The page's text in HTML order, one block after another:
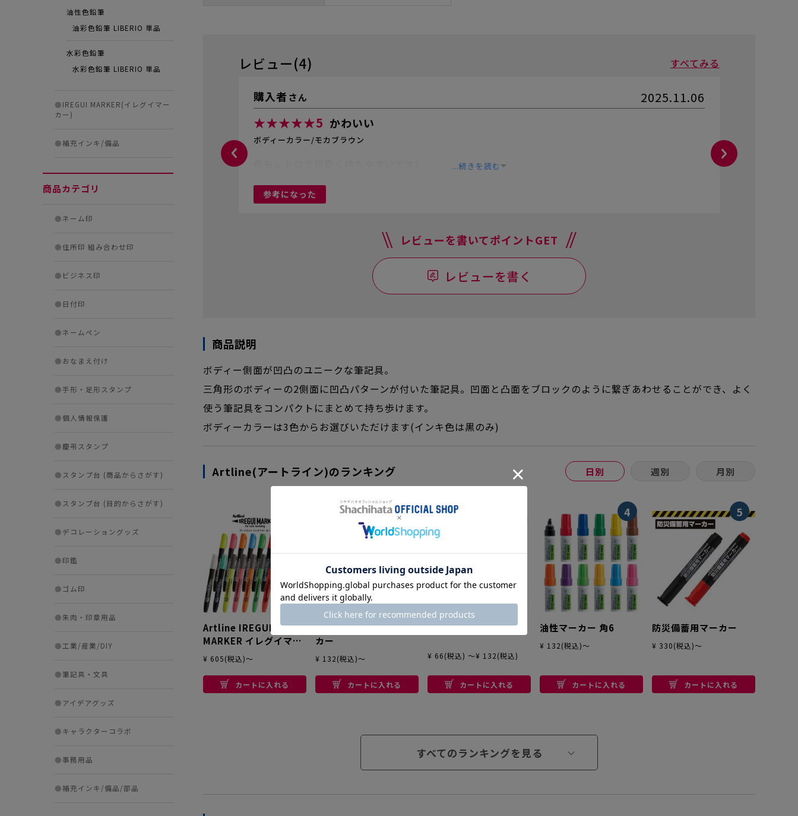
油性色鉛筆
油彩色鉛筆 LIBERIO 単品
水彩色鉛筆
水彩色鉛筆 LIBERIO 単品
●IREGUI MARKER(イレグイマー
カー)
●補充インキ/備品
商品カテゴリ
●ネーム印
●住所印 組み合わせ印
● ビジネス印
● 日付印
●ネームペン
●おなまえ付け
●手形・足形スタンプ
●個人情報保護
●慶弔スタンプ
● スタンプ台 (商品からさがす)
● スタンプ台 (目的からさがす)
●デコレーショングッズ
●印鑑
●ゴム印
●朱肉・印章用品
●工業/産業/DIY
●筆記具・文具
●アイデアグッズ
●キャラクターコラボ
●事務用品
●補充インキ/備品/部品
レビュー(4) すべてみる
購入者 さん
2025.11.06
★★★★★5 かわいい
ボディーカラー/モカブラウン
...続きを読む
参考になった
レビューを書いてポイントGET
レビューを書く
商品説明
ボディー側面が凹凸のユニークな筆記具。
三角形のボディーの2側面に凹凸パターンが付いた筆記具。凹面と凸面をブロックのように繋ぎあわせることができ、よく
使う筆記具をコンパクトにまとめて持ち歩けます。
ボディーカラーは3色からお選びいただけます(インキ色は黒のみ)
Artline(アートライン)のランキング 日別 週別 月別
Artline IREGUI
MARKER イレグイマー
カー
¥ 605(税込)～
カートに入れる
2
フェイスペイントマー
カー
¥ 132(税込)～
カートに入れる
デコライト 筆
¥ 66(税込) ～¥ 132(税込)
カートに入れる
4
油性マーカー 角6
¥ 132(税込)～
カートに入れる
5
防災備蓄用マーカー
¥ 330(税込)～
カートに入れる
すべてのランキングを見る